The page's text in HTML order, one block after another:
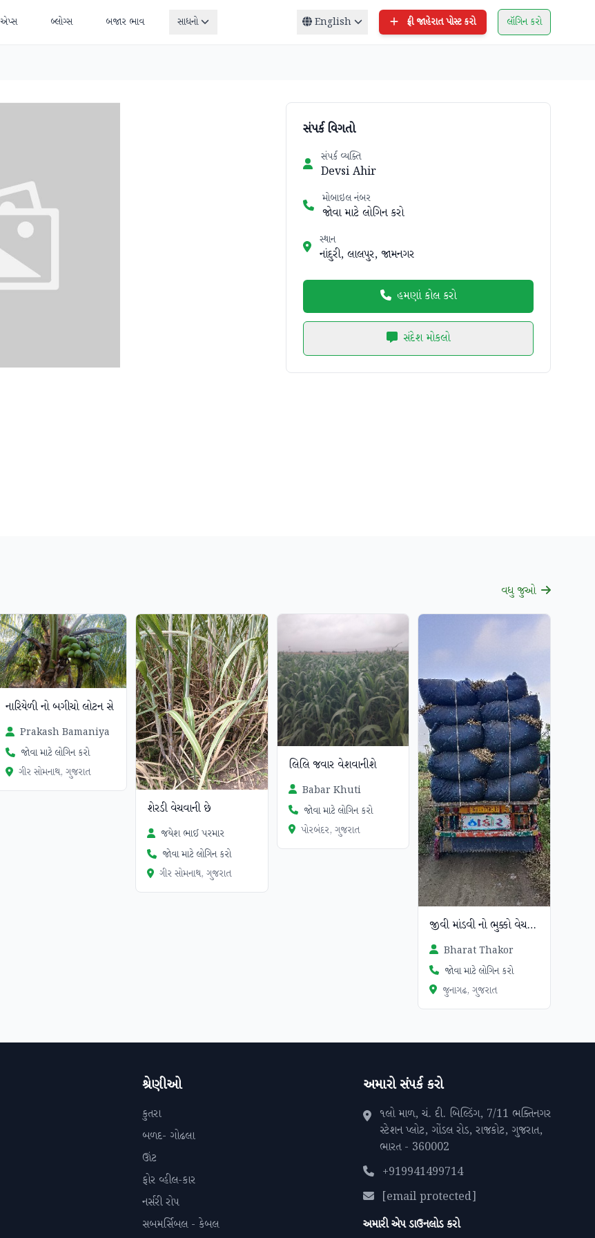
એપ્સ બ્લોગ્સ બજાર ભાવ સાધનો English ફ્રી જાહેરાત પોસ્ટ કરો લૉગિન કરો
સંપર્ક વિગતો
સંપર્ક વ્યક્તિ
Devsi Ahir
મોબાઇલ નંબર
જોવા માટે લોગિન કરો
સ્થાન
નાંદુરી, લાલપુર, જામનગર
હમણાં કોલ કરો
સંદેશ મોકલો
વધુ જુઓ
નારિયેળી નો બગીચો લોટન સે
Prakash Bamaniya
જોવા માટે લોગિન કરો
ગીર સોમનાથ, ગુજરાત
શેરડી વેચવાની છે
જયેશ ભાઈ પરમાર
જોવા માટે લોગિન કરો
ગીર સોમનાથ, ગુજરાત
લિલિ જવાર વેશવાનીશે
Babar Khuti
જોવા માટે લોગિન કરો
પોરબંદર, ગુજરાત
જીવી માંડવી નો ભુક્કો વેચવાનો 250મણ
Bharat Thakor
જોવા માટે લોગિન કરો
જુનાગઢ, ગુજરાત
શ્રેણીઓ
કુતરા
બળદ- ગોઢલા
ઊંટ
ફોર વ્હીલ-કાર
નર્સરી રોપ
સબમર્સિબલ - કેબલ
અમારો સંપર્ક કરો
૧લો માળ, ચં. દી. બિલ્ડિંગ, 7/11 ભક્તિનગર
સ્ટેશન પ્લોટ, ગોંડલ રોડ, રાજકોટ, ગુજરાત,
ભારત - 360002
+919941499714
[email protected]
અમારી એપ ડાઉનલોડ કરો